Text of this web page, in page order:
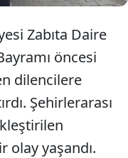
Zabıta Daire
öncesi
dilencilere
Şehirlerarası
olay yaşandı.